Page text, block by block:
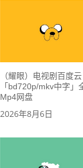
（耀眼）电视剧百度云
「bd720p/mkv中字」
Mp4网盘
2026年8月6日